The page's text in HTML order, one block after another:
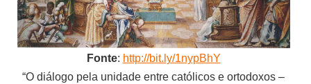
Fonte: http://bit.ly/1nypBhY
“O diálogo pela unidade entre católicos e ortodoxos –